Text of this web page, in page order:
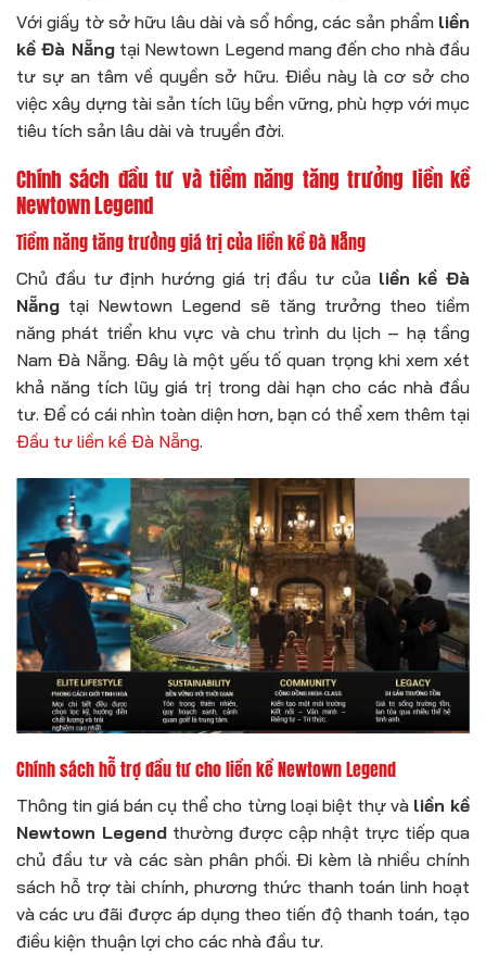
Với giấy tờ sở hữu lâu dài và sổ hồng, các sản phẩm liền
kề Đà Nẵngtại Newtown Legend mang đến cho nhà đầu
tư sự an tâm về quyền sở hữu. Điều này là cơ sở cho
việc xây dựng tài sản tích lũy bền vững, phù hợp với mục
tiêu tích sản lâu dài và truyền đời.
Chính sách đầu tư và tiềm năng tăng trưởng liền kề
Newtown Legend
Tiềm năng tăng trưởng giá trị của liền kề Đà Nẵng
Chủ đầu tư định hướng giá trị đầu tư của liền kề Đà
Nẵng tại Newtown Legend sẽ tăng trưởng theo tiềm
năng phát triển khu vực và chu trình du lịch – hạ tầng
Nam Đà Nẵng. Đây là một yếu tố quan trọng khi xem xét
khả năng tích lũy giá trị trong dài hạn cho các nhà đầu
tư. Để có cái nhìn toàn diện hơn, bạn có thể xem thêm tại
Đầu tư liền kề Đà Nẵng.
Chính sách hỗ trợ đầu tư cho liền kề Newtown Legend
Thông tin giá bán cụ thể cho từng loại biệt thự và liền kề
Newtown Legendthường được cập nhật trực tiếp qua
chủ đầu tư và các sàn phân phối. Đi kèm là nhiều chính
sách hỗ trợ tài chính, phương thức thanh toán linh hoạt
và các ưu đãi được áp dụng theo tiến độ thanh toán, tạo
điều kiện thuận lợi cho các nhà đầu tư.